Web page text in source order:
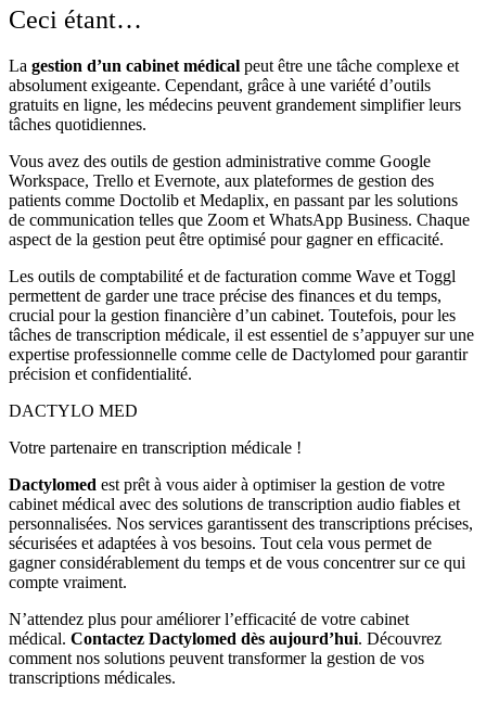
Ceci étant…
La gestion d’un cabinet médical peut être une tâche complexe et
absolument exigeante. Cependant, grâce à une variété d’outils
gratuits en ligne, les médecins peuvent grandement simplifier leurs
tâches quotidiennes.
Vous avez des outils de gestion administrative comme Google
Workspace, Trello et Evernote, aux plateformes de gestion des
patients comme Doctolib et Medaplix, en passant par les solutions
de communication telles que Zoom et WhatsApp Business. Chaque
aspect de la gestion peut être optimisé pour gagner en efficacité.
Les outils de comptabilité et de facturation comme Wave et Toggl
permettent de garder une trace précise des finances et du temps,
crucial pour la gestion financière d’un cabinet. Toutefois, pour les
tâches de transcription médicale, il est essentiel de s’appuyer sur une
expertise professionnelle comme celle de Dactylomed pour garantir
précision et confidentialité.
DACTYLO MED
Votre partenaire en transcription médicale !
Dactylomed est prêt à vous aider à optimiser la gestion de votre
cabinet médical avec des solutions de transcription audio fiables et
personnalisées. Nos services garantissent des transcriptions précises,
sécurisées et adaptées à vos besoins. Tout cela vous permet de
gagner considérablement du temps et de vous concentrer sur ce qui
compte vraiment.
N’attendez plus pour améliorer l’efficacité de votre cabinet
médical. Contactez Dactylomed dès aujourd’hui. Découvrez
comment nos solutions peuvent transformer la gestion de vos
transcriptions médicales.